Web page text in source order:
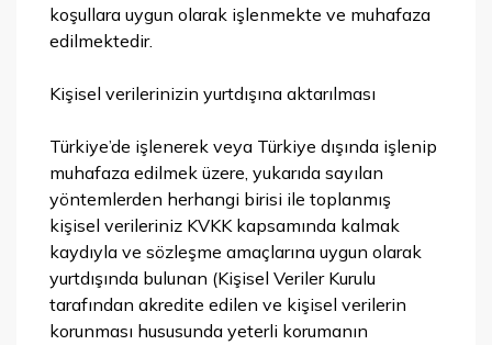
koşullara uygun olarak işlenmekte ve muhafaza
edilmektedir.
Kişisel verilerinizin yurtdışına aktarılması
Türkiye’de işlenerek veya Türkiye dışında işlenip
muhafaza edilmek üzere, yukarıda sayılan
yöntemlerden herhangi birisi ile toplanmış
kişisel verileriniz KVKK kapsamında kalmak
kaydıyla ve sözleşme amaçlarına uygun olarak
yurtdışında bulunan (Kişisel Veriler Kurulu
tarafından akredite edilen ve kişisel verilerin
korunması hususunda yeterli korumanın